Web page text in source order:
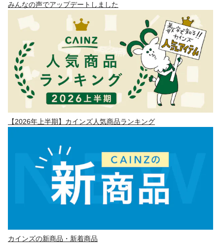
みんなの声でアップデートしました
【2026年上半期】カインズ人気商品ランキング
カインズの新商品・新着商品